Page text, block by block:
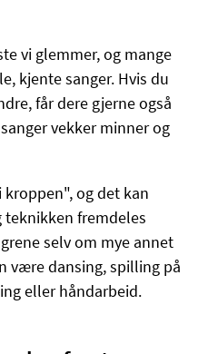
vi glemmer, og mange
kjente sanger. Hvis du
får dere gjerne også
vekker minner og
kroppen", og det kan
teknikken fremdeles
selv om mye annet
være dansing, spilling på
eller håndarbeid.